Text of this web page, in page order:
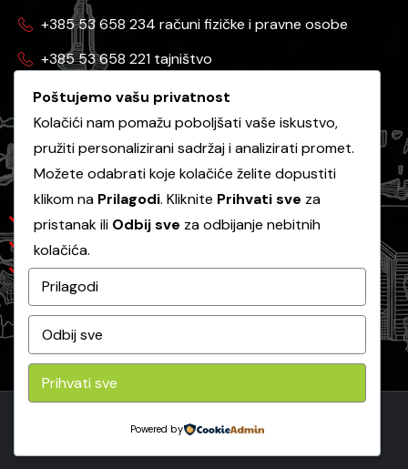
+385 53 658 234 računi fizičke i pravne osobe
+385 53 658 221 tajništvo
+385 53 658 130 javna nabava
Korisni linkovi
Grad Gospić
Ličke vode
Ličko-senjska županija
Copyright 2026 -Komunalac Gospić
Poštujemo vašu privatnost
Kolačići nam pomažu poboljšati vaše iskustvo,
pružiti personalizirani sadržaj i analizirati promet.
Možete odabrati koje kolačiće želite dopustiti
klikom na Prilagodi. Kliknite Prihvati sve za
pristanak ili Odbij sve za odbijanje nebitnih
kolačića.
Prilagodi
Odbij sve
Prihvati sve
Powered by